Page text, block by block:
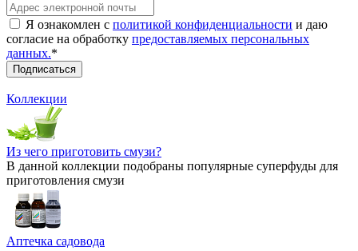
Я ознакомлен с политикой конфиденциальности и даю
согласие на обработку предоставляемых персональных
данных.*
Коллекции
Из чего приготовить смузи?
В данной коллекции подобраны популярные суперфуды для
приготовления смузи
Аптечка садовода